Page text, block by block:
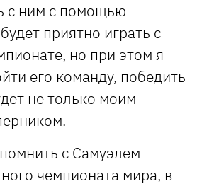
с ним с помощью
приятно играть с
но при этом я
его команду, победить
не только моим
с Самуэлем
чемпионата мира, в